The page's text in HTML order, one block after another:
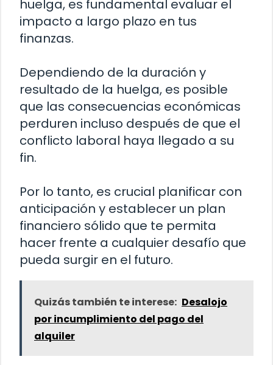
huelga, es fundamental evaluar el
impacto a largo plazo en tus
finanzas.
Dependiendo de la duración y
resultado de la huelga, es posible
que las consecuencias económicas
perduren incluso después de que el
conflicto laboral haya llegado a su
fin.
Por lo tanto, es crucial planificar con
anticipación y establecer un plan
financiero sólido que te permita
hacer frente a cualquier desafío que
pueda surgir en el futuro.
Quizás también te interese: Desalojo
por incumplimiento del pago del
alquiler